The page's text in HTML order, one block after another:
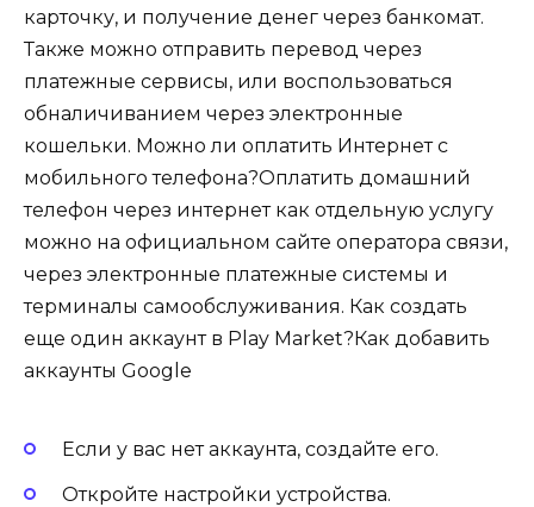
карточку, и получение денег через банкомат.
Также можно отправить перевод через
платежные сервисы, или воспользоваться
обналичиванием через электронные
кошельки. Можно ли оплатить Интернет с
мобильного телефона?Оплатить домашний
телефон через интернет как отдельную услугу
можно на официальном сайте оператора связи,
через электронные платежные системы и
терминалы самообслуживания. Как создать
еще один аккаунт в Play Market?Как добавить
аккаунты Google
Если у вас нет аккаунта, создайте его.
Откройте настройки устройства.